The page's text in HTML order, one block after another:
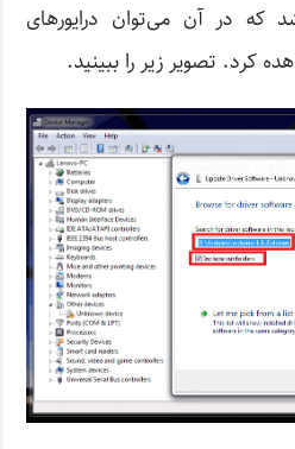
که در آن می‌توان درایورهای
کرد. تصویر زیر را ببینید.